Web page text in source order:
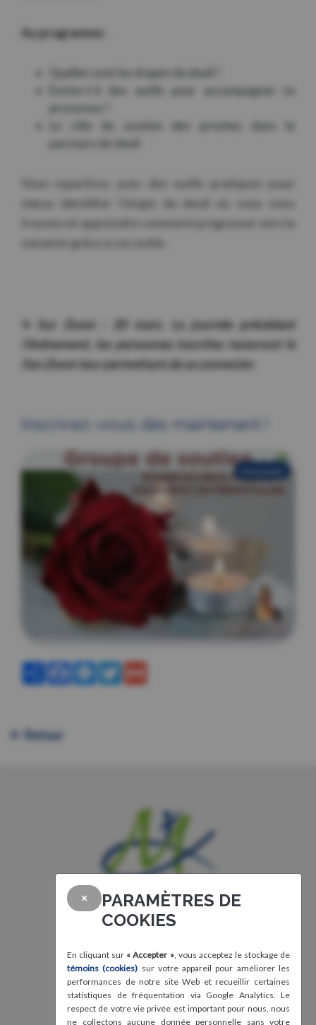
Au programme
Quelles sont les étapes du deuil ?
Existe-t-il des outils pour accompagner ce
processus ?
Le rôle du soutien des proches dans le
parcours de deuil
Vous repartirez avec des outils pratiques pour
mieux identifier l’étape du deuil où vous vous
trouvez et apprendre comment progresser vers la
suivante grâce à ces outils.
✨ Sur Zoom : 20 mars.
La journée précédant
l’événement, les personnes inscrites recevront le
lien Zoom leur permettant de se connecter.
Inscrivez-vous dès maintenant !
PartagerFacebookMessenger
Twitter
Retour
×
PARAMÈTRES DE
COOKIES
En cliquant sur « Accepter », vous acceptez le stockage de
témoins (cookies) sur votre appareil pour améliorer les
performances de notre site Web et recueillir certaines
statistiques de fréquentation via Google Analytics. Le
respect de votre vie privée est important pour nous, nous
ne collectons aucune donnée personnelle sans votre